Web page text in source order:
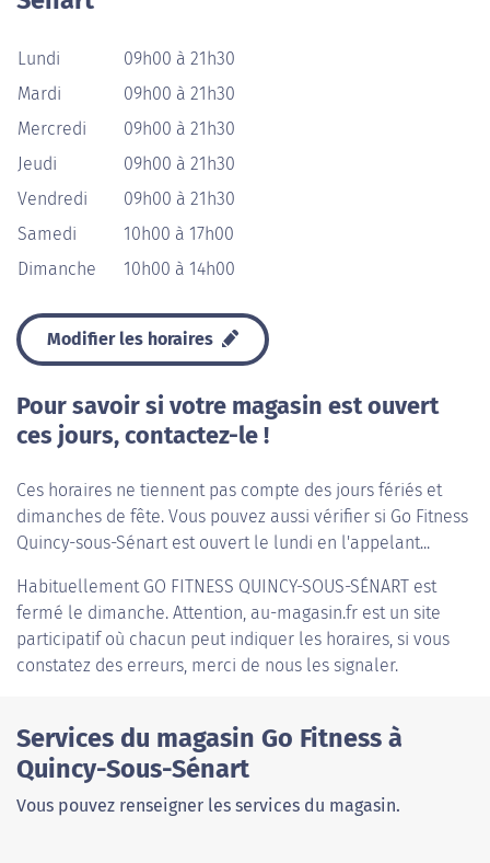
Lundi
09h00 à 21h30
Mardi
09h00 à 21h30
Mercredi
09h00 à 21h30
Jeudi
09h00 à 21h30
Vendredi
09h00 à 21h30
Samedi
10h00 à 17h00
Dimanche
10h00 à 14h00
Modifier les horaires
Pour savoir si votre magasin est ouvert
ces jours, contactez-le !
Ces horaires ne tiennent pas compte des jours fériés et
dimanches de fête. Vous pouvez aussi vérifier si Go Fitness
Quincy-sous-Sénart est ouvert le lundi en l'appelant...
Habituellement GO FITNESS QUINCY-SOUS-SÉNART est
fermé le dimanche. Attention, au-magasin.fr est un site
participatif où chacun peut indiquer les horaires, si vous
constatez des erreurs, merci de nous les signaler.
Services du magasin Go Fitness à
Quincy-Sous-Sénart
Vous pouvez renseigner les services du magasin.